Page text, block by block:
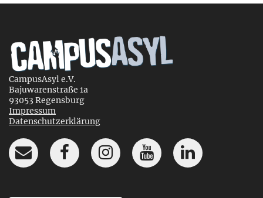
CampusAsyl e.V.
Bajuwarenstraße 1a
93053 Regensburg
Impressum
Datenschutzerklärung